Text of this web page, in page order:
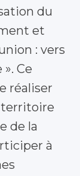
du
et
: vers
Ce
réaliser
territoire
de la
à